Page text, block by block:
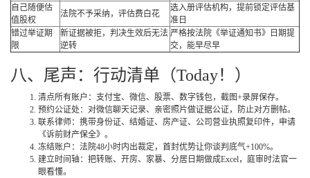
自己随便估
值股权
法院不予采纳，评估费白花
选入册评估机构，提前锁定评估基
准日
错过举证期
限
新证据被拒，判决生效后无法
逆转
严格按法院《举证通知书》日期提
交，能早尽早
八、尾声：行动清单（Today！）
清点所有账户：支付宝、微信、股票、数字钱包，截图+录屏保存。
预约公证处：对微信聊天记录、亲密照片做证据公证，防止对方删帖。
联系律师：携带身份证、结婚证、房产证、公司营业执照复印件，申请
《诉前财产保全》。
冻结账户：法院48小时内出裁定，首封优势让你谈判底气+100%。
建立时间轴：把转账、开房、家暴、分居日期做成Excel，庭审时法官一
眼看懂。